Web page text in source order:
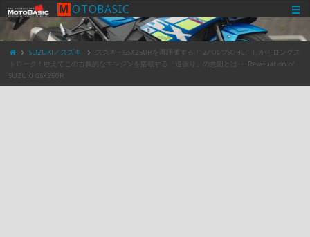
M OTOBASIC
SUZUKI／スズキ
スズキ・GSX250Rを再評価する！ 2バルブSOHC、しかもロングス
トローク！敢えてこの古典的なエンジンを搭載する「逆張り」の意図とは･･･Revaluation of
SUZUKI GSX250R